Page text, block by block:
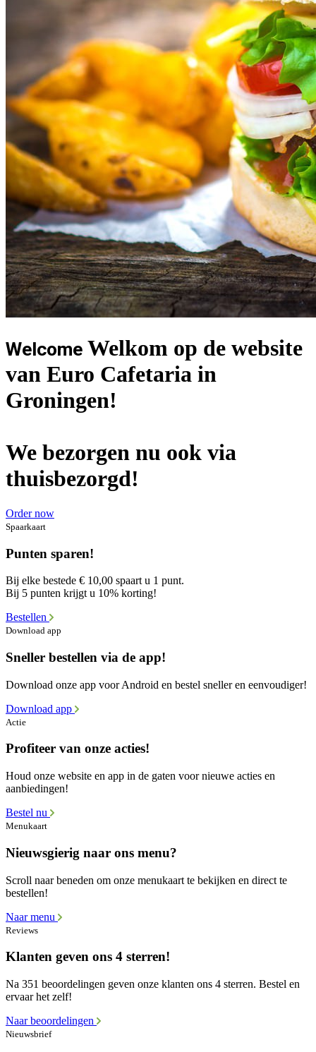
Welcome Welkom op de website
van Euro Cafetaria in
Groningen!
We bezorgen nu ook via
thuisbezorgd!
Order now
Spaarkaart
Punten sparen!
Bij elke bestede € 10,00 spaart u 1 punt.
Bij 5 punten krijgt u 10% korting!
Bestellen
Download app
Sneller bestellen via de app!
Download onze app voor Android en bestel sneller en eenvoudiger!
Download app
Actie
Profiteer van onze acties!
Houd onze website en app in de gaten voor nieuwe acties en
aanbiedingen!
Bestel nu
Menukaart
Nieuwsgierig naar ons menu?
Scroll naar beneden om onze menukaart te bekijken en direct te
bestellen!
Naar menu
Reviews
Klanten geven ons 4 sterren!
Na 351 beoordelingen geven onze klanten ons 4 sterren. Bestel en
ervaar het zelf!
Naar beoordelingen
Nieuwsbrief